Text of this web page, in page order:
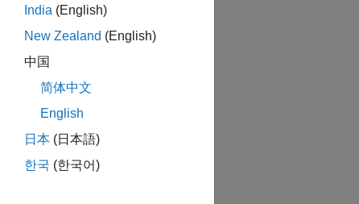
India (English)
New Zealand (English)
中国
简体中文
English
日本 (日本語)
한국 (한국어)